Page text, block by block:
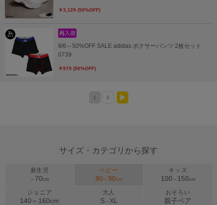
￥3,129 (50%OFF)
8/6～50%OFF SALE adidas ボクサーパンツ 2枚セット
0739
￥979 (50%OFF)
1 2
サイズ・カテゴリから探す
新生児
～ 70cm
ベビー
80 ～90cm
キッズ
100 ～ 150cm
ジュニア
140～ 160cm
大人
S～ XL
おそろい
親子ペア